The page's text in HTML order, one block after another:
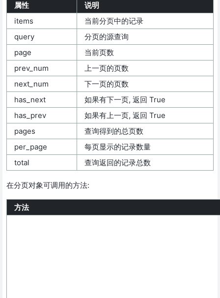
属性
说明
items
当前分页中的记录
query
分页的源查询
page
当前页数
prev_num
上一页的页数
next_num
下一页的页数
has_next
如果有下一页, 返回 True
has_prev
如果有上一页, 返回 True
pages
查询得到的总页数
per_page
每页显示的记录数量
total
查询返回的记录总数
在分页对象可调用的方法:
方法